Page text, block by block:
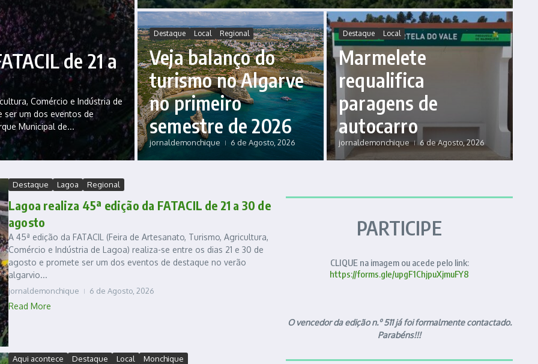
de 21 a
Comércio e Indústria de
ser um dos eventos de
Municipal de...
Destaque Local Regional
Veja balanço do
turismo no Algarve
no primeiro
semestre de 2026
jornaldemonchique 6 de Agosto, 2026
Destaque Local
Marmelete
requalifica
paragens de
autocarro
jornaldemonchique 6 de Agosto, 2026
Destaque Lagoa Regional
Lagoa realiza 45ª edição da FATACIL de 21 a 30 de
agosto
A 45ª edição da FATACIL (Feira de Artesanato, Turismo, Agricultura,
Comércio e Indústria de Lagoa) realiza-se entre os dias 21 e 30 de
agosto e promete ser um dos eventos de destaque no verão
algarvio...
jornaldemonchique 6 de Agosto, 2026
Read More
Aqui acontece Destaque Local Monchique
PARTICIPE
CLIQUE na imagem ou acede pelo link:
https://forms.gle/upgF1ChjpuXjmuFY8
O vencedor da edição n.º 511 já foi formalmente contactado.
Parabéns!!!